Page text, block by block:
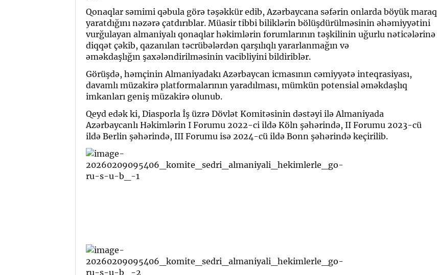
Qonaqlar səmimi qəbula görə təşəkkür edib, Azərbaycana səfərin onlarda böyük maraq
yaratdığını nəzərə çatdırıblar. Müasir tibbi biliklərin bölüşdürülməsinin əhəmiyyətini
vurğulayan almaniyalı qonaqlar həkimlərin forumlarının təşkilinin uğurlu nəticələrinə
diqqət çəkib, qazanılan təcrübələrdən qarşılıqlı yararlanmağın və
əməkdaşlığın şaxələndirilməsinin vacibliyini bildiriblər.
Görüşdə, həmçinin Almaniyadakı Azərbaycan icmasının cəmiyyətə inteqrasiyası,
davamlı müzakirə platformalarının yaradılması, mümkün potensial əməkdaşlıq
imkanları geniş müzakirə olunub.
Qeyd edək ki, Diasporla İş üzrə Dövlət Komitəsinin dəstəyi ilə Almaniyada
Azərbaycanlı Həkimlərin I Forumu 2022-ci ildə Köln şəhərində, II Forumu 2023-cü
ildə Berlin şəhərində, III Forumu isə 2024-cü ildə Bonn şəhərində keçirilib.